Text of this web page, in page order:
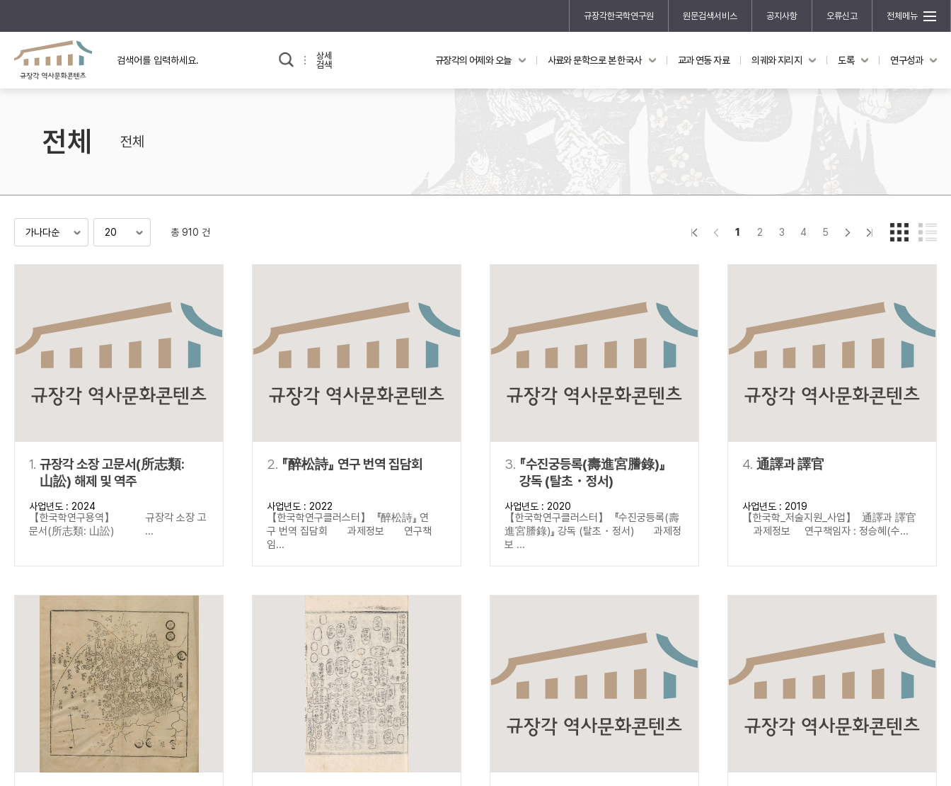
규장각한국학연구원 원문검색서비스 공지사항 오류신고 전체메뉴
규장각의 어제와 오늘
규장각 소개영상
사료와 문학으로 본
조선 후기
교과 연동 자료 의궤와 지리지 도록 연구성과
신진학자 초청 연구교류 사업
규장각-산기 연구비 지원 사업
홍재 한국학 펠로십 프로그램
상세
검색
검색 연산자 사용안내
사용 예
“정조”와 “정약용”이 동시에 포함된 자료를 검
OR 정조 OR 정약용 “정조” 또는 “정약용”이 포함된 자료를 검색
동시에 여러 개의 연산자를 사용할 수 있습니다.
규장각의 어제와 오늘 사료와 문학으로 본 한국사 교과 연동 자료 의궤와 지리지 도록 연구성과
전체 전체
총 910 건 1 2 3 4 5
1. 규장각 소장 고문서(所志類:
山訟) 해제 및 역주
사업년도 : 2024
【한국학연구용역】 규장각 소장 고
문서(所志類: 山訟) ...
2. 『醉松詩』 연구 번역 집담회
사업년도 : 2022
【한국학연구클러스터】 『醉松詩』 연
구 번역 집담회 과제정보 연구책
임...
3. 『수진궁등록(壽進宮謄錄)』
강독 (탈초・정서)
사업년도 : 2020
【한국학연구클러스터】 『수진궁등록(壽
進宮謄錄)』 강독 (탈초・정서) 과제정
보 ...
4. 通譯과 譯官
사업년도 : 2019
【한국학_저술지원_사업】 通譯과 譯官
과제정보 연구책임자 : 정승혜(수...